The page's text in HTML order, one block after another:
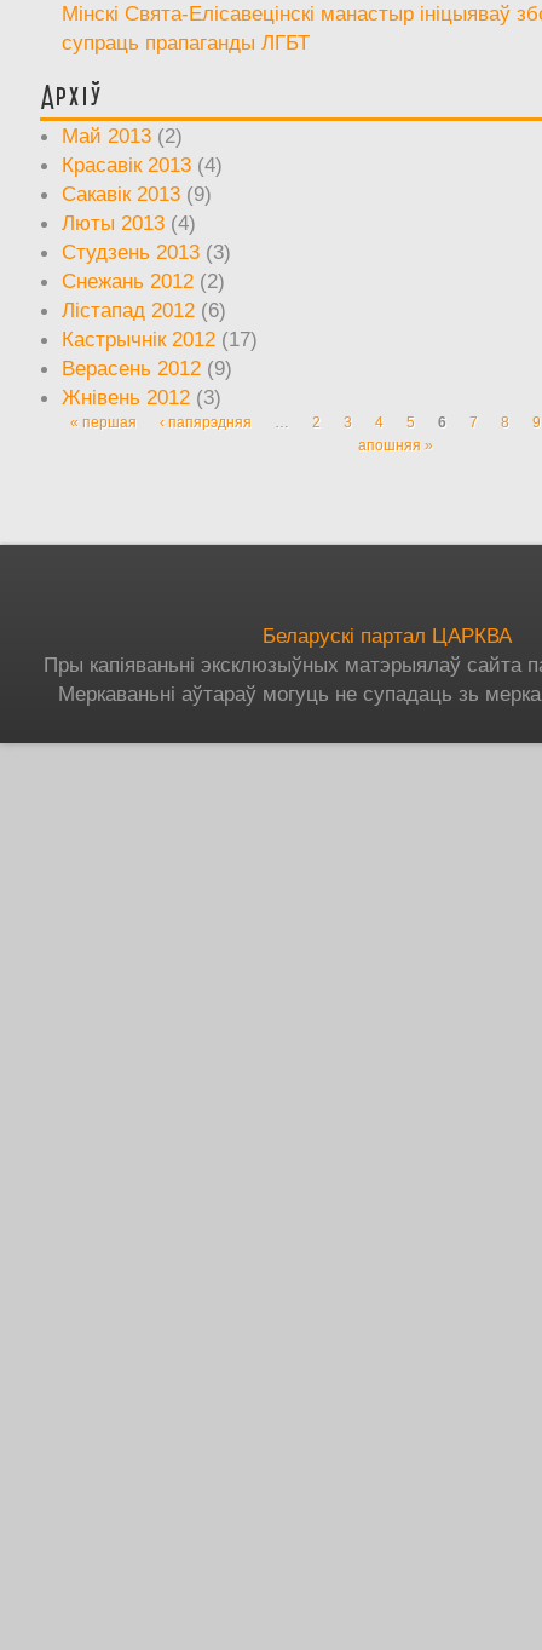
Мінскі Свята-Елісавецінскі манастыр ініцыяваў
супраць прапаганды ЛГБТ
Архіў
Май 2013 (2)
Красавік 2013 (4)
Сакавік 2013 (9)
Люты 2013 (4)
Студзень 2013 (3)
Снежань 2012 (2)
Лістапад 2012 (6)
Кастрычнік 2012 (17)
Верасень 2012 (9)
Жнівень 2012 (3)
Старонкі
« першая ‹ папярэдняя … 2 3 4 5 6 7 8
9
апошняя »
Беларускі партал ЦАРКВА
Пры капіяваньні эксклюзыўных матэрыялаў сайта
Меркаваньні аўтараў могуць не супадаць зь